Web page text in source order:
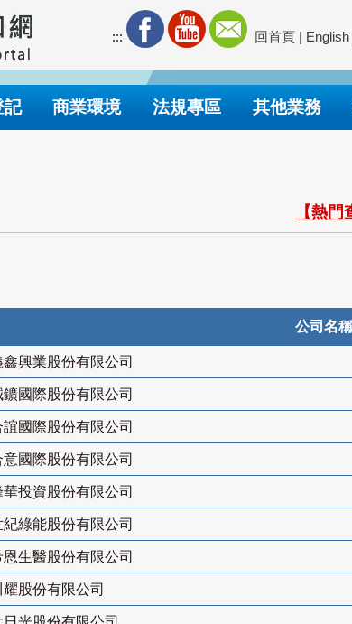
::: 回首頁 | English
記 商業環境 法規專區 其他業務
【熱
公司名稱
鑫興業股份有限公司
鑛國際股份有限公司
誼國際股份有限公司
意國際股份有限公司
華投資股份有限公司
紀綠能股份有限公司
恩生醫股份有限公司
耀股份有限公司